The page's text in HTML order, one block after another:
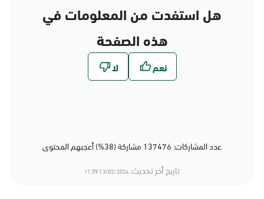
هل استفدت من المعلومات في
هذه الصفحة
عدد المشاركات: 137476 مشاركة (38%) أعجبهم المحتوى
تاريخ أخر تحديث: 13/02/2024 11:59